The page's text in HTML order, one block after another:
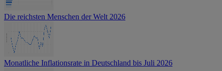
Die reichsten Menschen der Welt 2026
Monatliche Inflationsrate in Deutschland bis Juli 2026